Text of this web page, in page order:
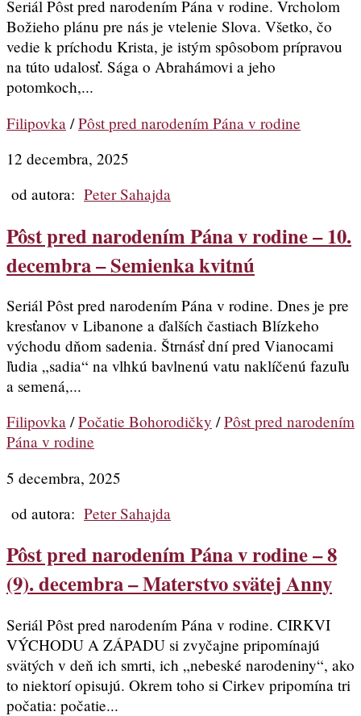
Seriál Pôst pred narodením Pána v rodine. Vrcholom
Božieho plánu pre nás je vtelenie Slova. Všetko, čo
vedie k príchodu Krista, je istým spôsobom prípravou
na túto udalosť. Sága o Abrahámovi a jeho
potomkoch,...
Filipovka /Pôst pred narodením Pána v rodine
12 decembra, 2025
od autora: Peter Sahajda
Pôst pred narodením Pána v rodine – 10.
decembra – Semienka kvitnú
Seriál Pôst pred narodením Pána v rodine. Dnes je pre
kresťanov v Libanone a ďalších častiach Blízkeho
východu dňom sadenia. Štrnásť dní pred Vianocami
ľudia „sadia“ na vlhkú bavlnenú vatu naklíčenú fazuľu
a semená,...
Filipovka /Počatie Bohorodičky /Pôst pred narodením
Pána v rodine
5 decembra, 2025
od autora: Peter Sahajda
Pôst pred narodením Pána v rodine – 8
(9). decembra – Materstvo svätej Anny
Seriál Pôst pred narodením Pána v rodine. CIRKVI
VÝCHODU A ZÁPADU si zvyčajne pripomínajú
svätých v deň ich smrti, ich „nebeské narodeniny“, ako
to niektorí opisujú. Okrem toho si Cirkev pripomína tri
počatia: počatie...